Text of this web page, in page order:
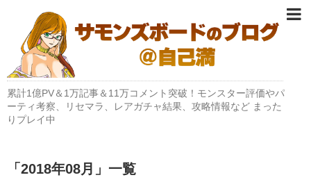
累計1億PV＆1万記事＆11万コメント突破！モンスター評価やパ
ーティ考察、リセマラ、レアガチャ結果、攻略情報など まった
りプレイ中
「 2018年08月 」 一覧